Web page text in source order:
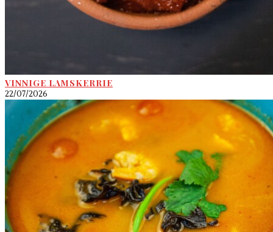
VINNIGE LAMSKERRIE
22/07/2026